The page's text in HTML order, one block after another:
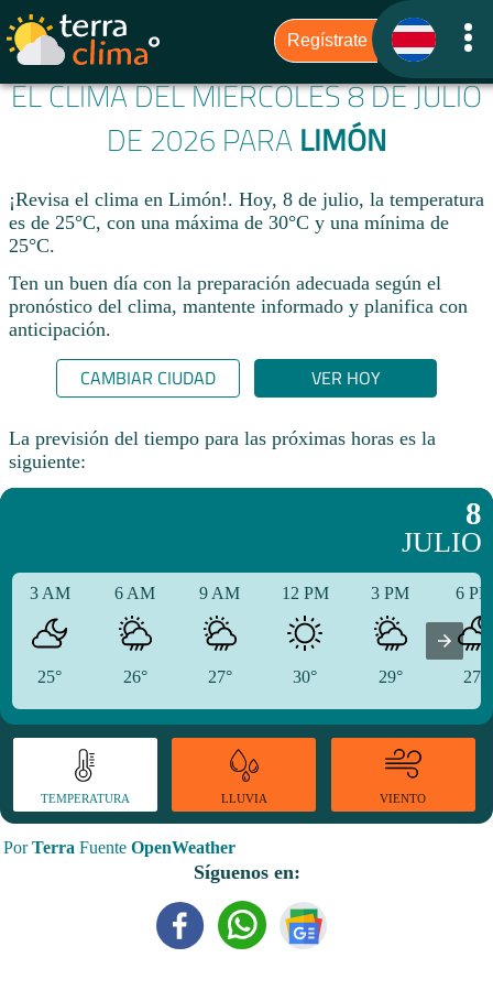
EL CLIMA DEL MIÉRCOLES 8 DE JULIO
DE 2026 PARA LIMÓN
¡Revisa el clima en Limón!. Hoy, 8 de julio, la temperatura
es de 25°C, con una máxima de 30°C y una mínima de
25°C.​
Ten un buen día con la preparación adecuada según el
pronóstico del clima, mantente informado y planifica con
anticipación.​
CAMBIAR CIUDAD VER HOY
La previsión del tiempo para las próximas horas es la
siguiente:
8
JULIO
3 AM
25°
6 AM
26°
9 AM
27°
12 PM
30°
3 PM
29°
6
27°
TEMPERATURA LLUVIA VIENTO
PorTerra Fuente OpenWeather
Síguenos en: